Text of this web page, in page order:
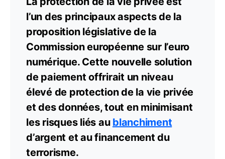
l’un des principaux aspects de la
proposition législative de la
Commission européenne sur l’euro
numérique. Cette nouvelle solution
de paiement offrirait un niveau
élevé de protection de la vie privée
et des données, tout en minimisant
les risques liés au blanchiment
d’argent et au financement du
terrorisme.